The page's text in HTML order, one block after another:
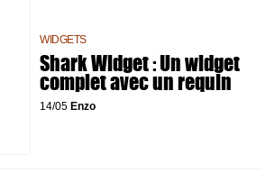
WIDGETS
Shark Widget : Un widget
complet avec un requin
14/05 Enzo